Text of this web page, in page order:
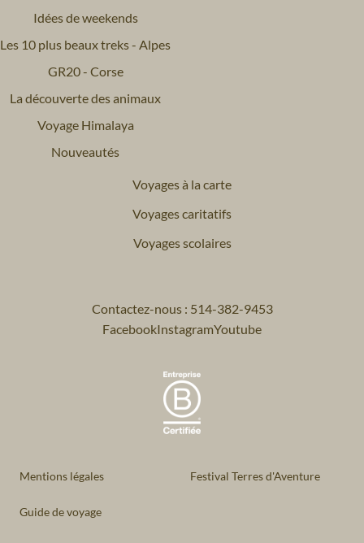
Idées de weekends
Les 10 plus beaux treks - Alpes
GR20 - Corse
La découverte des animaux
Voyage Himalaya
Nouveautés
Voyages à la carte
Voyages caritatifs
Voyages scolaires
Contactez-nous : 514-382-9453
FacebookInstagramYoutube
Mentions légales Festival Terres d'Aventure
Guide de voyage